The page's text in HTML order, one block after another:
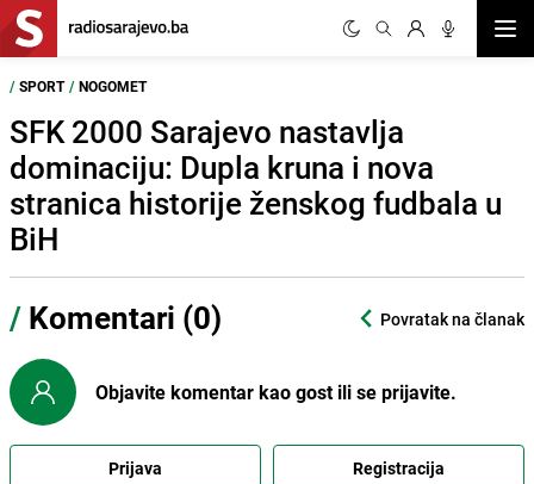
/ SPORT / NOGOMET
SFK 2000 Sarajevo nastavlja
dominaciju: Dupla kruna i nova
stranica historije ženskog fudbala u
BiH
/ Komentari (0) Povratak na članak
Objavite komentar kao gost ili se prijavite.
Prijava Registracija